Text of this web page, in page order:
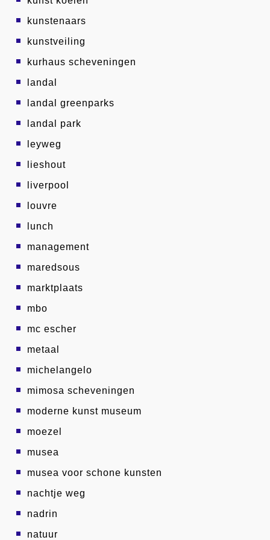
kunstenaars
kunstveiling
kurhaus scheveningen
landal
landal greenparks
landal park
leyweg
lieshout
liverpool
louvre
lunch
management
maredsous
marktplaats
mbo
mc escher
metaal
michelangelo
mimosa scheveningen
moderne kunst museum
moezel
musea
musea voor schone kunsten
nachtje weg
nadrin
natuur